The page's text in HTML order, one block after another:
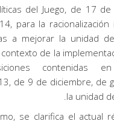
del Juego, de 17 de
para la racionalización
a mejorar la unidad
de la
contenidas
de 9 de diciembre, de
la unidad
se clarifica el actual